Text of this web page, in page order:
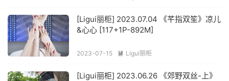
[Ligui丽柜] 2023.07.04 《芊指双笙》凉儿
&心心 [117+1P-892M]
2023-07-15  Ligui丽柜
[Ligui丽柜] 2023.06.26 《郊野双丝-上》